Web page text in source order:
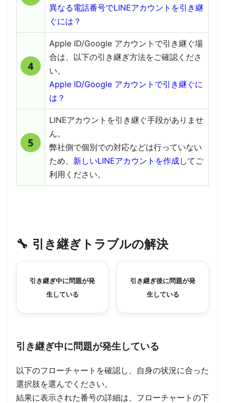
異なる電話番号でLINEアカウントを引き継
ぐには？
Apple ID/Google アカウントで引き継ぐ場
合は、以下の引き継ぎ方法をご確認くださ
い。
Apple ID/Google アカウントで引き継ぐに
は？
LINEアカウントを引き継ぐ手段がありませ
ん。
弊社側で個別での対応などは行っていない
ため、 新しいLINEアカウントを作成してご
利用ください。
🔧 引き継ぎトラブルの解決
引き継ぎ中に問題が発
生している
引き継ぎ後に問題が発
生している
引き継ぎ中に問題が発生している
以下のフローチャートを確認し、自身の状況に合った
選択肢を選んでください。
結果に表示された番号の詳細は、フローチャートの下